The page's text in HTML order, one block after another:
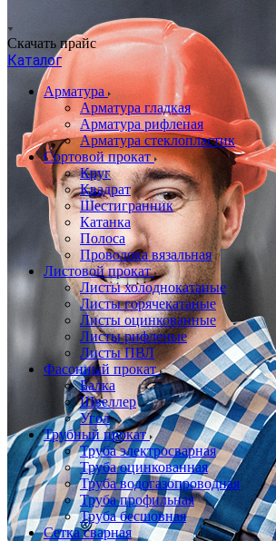
Скачать прайс
Каталог
Арматура
Арматура гладкая
Арматура рифленая
Арматура стеклопластик
Сортовой прокат
Круг
Квадрат
Шестигранник
Катанка
Полоса
Проволока вязальная
Листовой прокат
Листы холоднокатаные
Листы горячекатаные
Листы оцинкованные
Листы рифленые
Листы ПВЛ
Фасонный прокат
Балка
Швеллер
Угол
Трубный прокат
Труба электросварная
Труба оцинкованная
Труба водогазопроводная
Труба профильная
Труба бесшовная
Сетка сварная